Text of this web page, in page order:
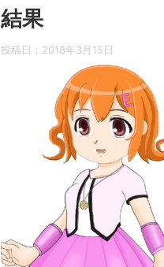
結果
投稿日： 2018年3月15日